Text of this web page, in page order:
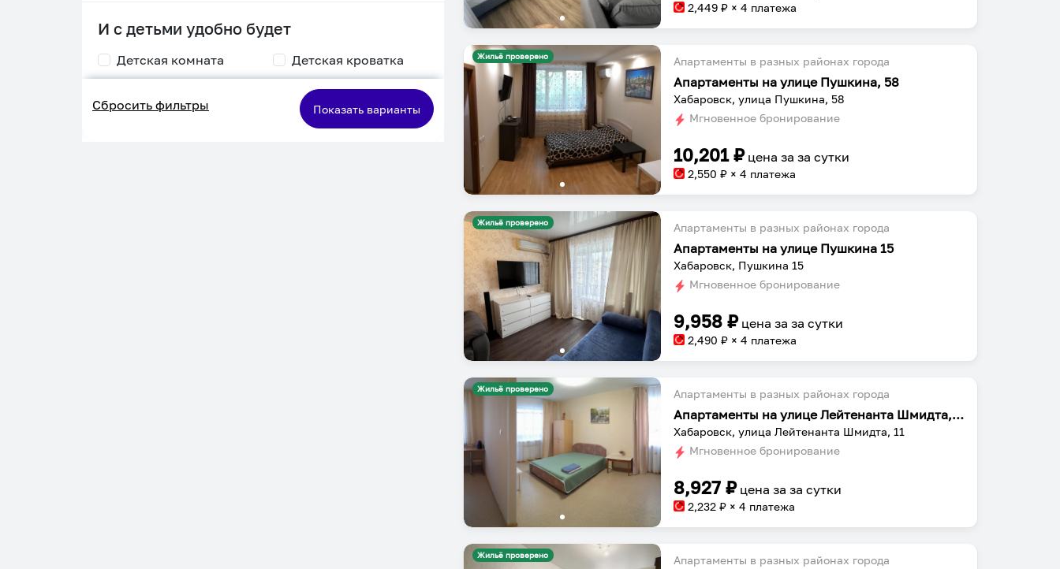
И с детьми удобно будет
Детская комната
кормления
Детская кроватка
Двухъярусная
кровать
Сбросить фильтры Показать варианты
2,449 ₽ × 4 платежа
Жильё проверено Апартаменты в разных районах города
Апартаменты на улице Пушкина, 58
Хабаровск, улица Пушкина, 58
Мгновенное бронирование
10,201₽ цена заза сутки
2,550 ₽ × 4 платежа
Жильё проверено Апартаменты в разных районах города
Апартаменты на улице Пушкина 15
Хабаровск, Пушкина 15
Мгновенное бронирование
9,958 ₽ цена заза сутки
2,490 ₽ × 4 платежа
Жильё проверено Апартаменты в разных районах города
Апартаменты на улице Лейтенанта Шмидта, 11
Хабаровск, улица Лейтенанта Шмидта, 11
Мгновенное бронирование
8,927 ₽ цена заза сутки
2,232 ₽ × 4 платежа
Жильё проверено Апартаменты в разных районах города